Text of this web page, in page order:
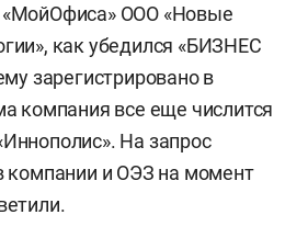
ООО «Новые
как убедился «БИЗНЕС
зарегистрировано в
компания все еще числится
На запрос
компании и ОЭЗ на момент